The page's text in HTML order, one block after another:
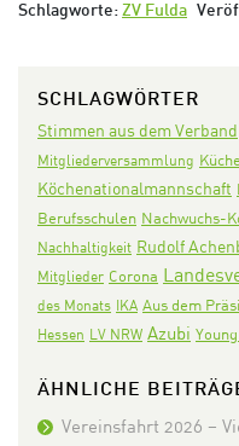
Schlagworte: ZV Fulda
SCHLAGWÖRTER
Stimmen aus dem Verband
Mitgliederversammlung
Köchenationalmannschaft
Berufsschulen Nachwuchs-
Nachhaltigkeit Rudolf
Mitglieder Corona
des Monats IKA Aus dem
Hessen LV NRW Azubi
ÄHNLICHE
Vereinsfahrt 2026 –